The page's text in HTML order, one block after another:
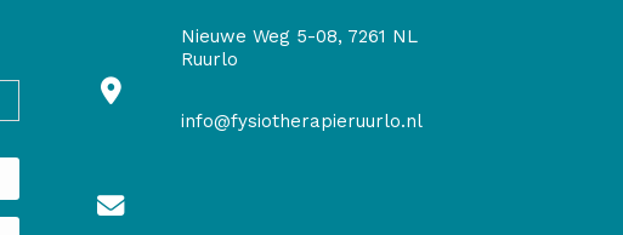
Nieuwe Weg 5-08, 7261 NL
Ruurlo
info@fysiotherapieruurlo.nl